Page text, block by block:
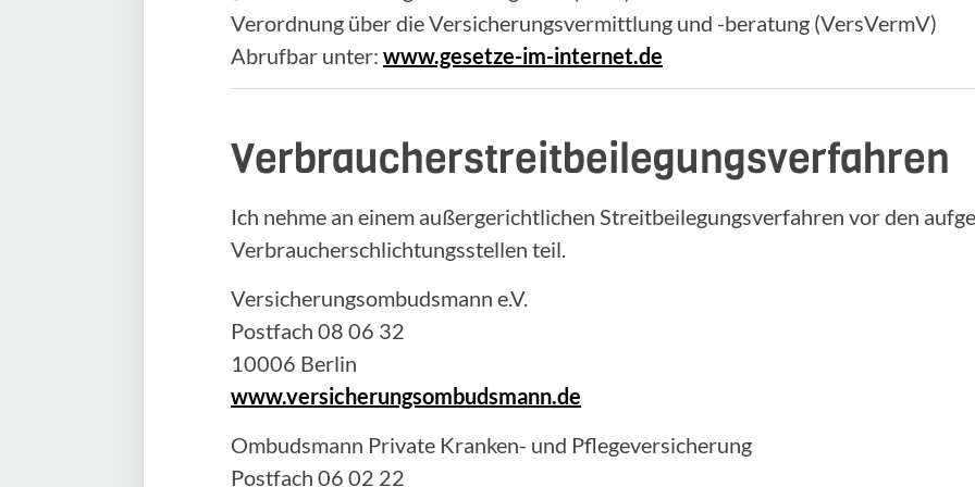
Verordnung über die Versicherungsvermittlung und -beratung (VersVermV)
Abrufbar unter: www.gesetze-im-internet.de
Verbraucherstreitbeilegungsverfahren
Ich nehme an einem außergerichtlichen Streitbeilegungsverfahren vor den
Verbraucherschlichtungsstellen teil.
Versicherungsombudsmann e.V.
Postfach 08 06 32
10006 Berlin
www.versicherungsombudsmann.de
Ombudsmann Private Kranken- und Pflegeversicherung
Postfach 06 02 22